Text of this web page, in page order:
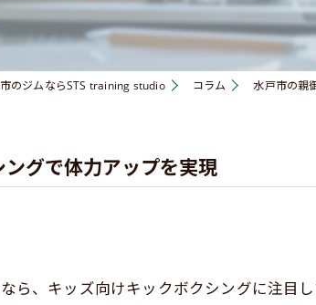
のジムならSTS training studio コラム 水戸市の親
グで体力アップを実現
ら、キッズ向けキックボクシングに注目